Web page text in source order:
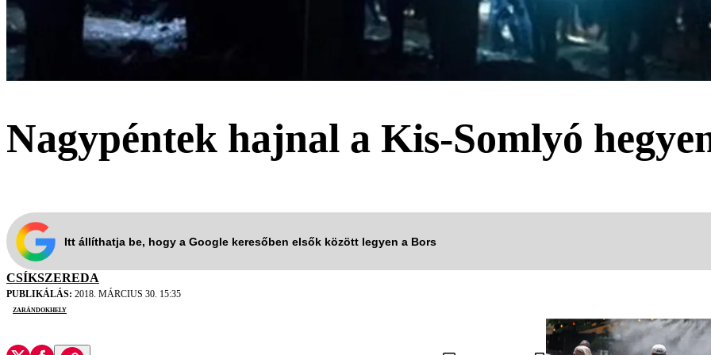
Nagypéntek hajnal a Kis-Somlyó
Itt állíthatja be, hogy a Google keresőben elsők között legyen a Bors
CSÍKSZEREDA
PUBLIKÁLÁS: 2018. MÁRCIUS 30. 15:35
zarándokhely